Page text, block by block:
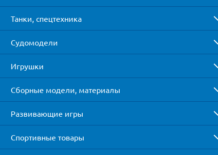
Танки, спецтехника
Судомодели
Игрушки
Сборные модели, материалы
Развивающие игры
Спортивные товары